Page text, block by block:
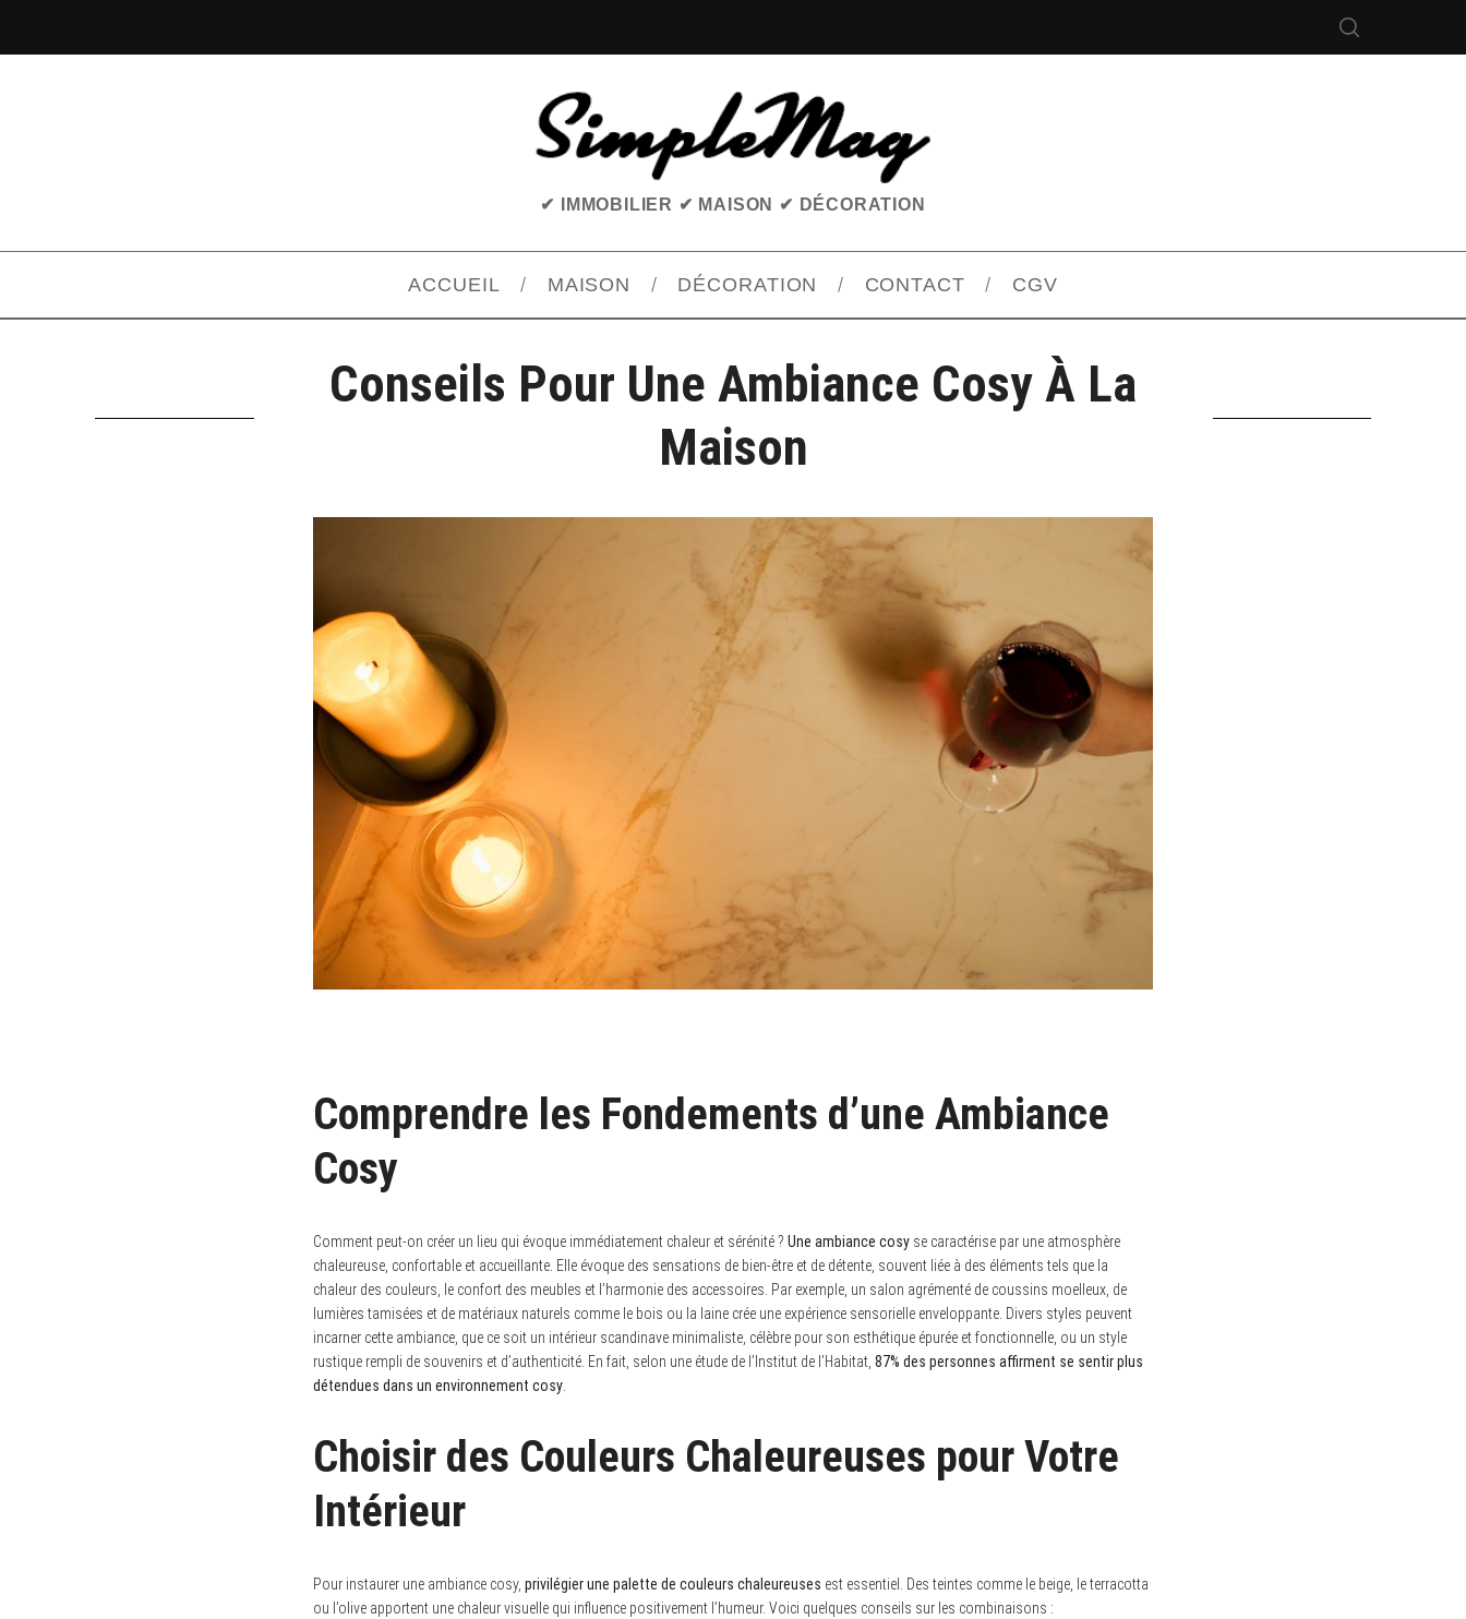
✔ IMMOBILIER ✔ MAISON ✔ DÉCORATION
ACCUEIL MAISON DÉCORATION CONTACT CGV
Conseils Pour Une Ambiance Cosy À La
Maison
Comprendre les Fondements d’une Ambiance
Cosy
Comment peut-on créer un lieu qui évoque immédiatement chaleur et sérénité ? Une ambiance cosy se caractérise par une atmosphère
chaleureuse, confortable et accueillante. Elle évoque des sensations de bien-être et de détente, souvent liée à des éléments tels que la
chaleur des couleurs, le confort des meubles et l’harmonie des accessoires. Par exemple, un salon agrémenté de coussins moelleux, de
lumières tamisées et de matériaux naturels comme le bois ou la laine crée une expérience sensorielle enveloppante. Divers styles peuvent
incarner cette ambiance, que ce soit un intérieur scandinave minimaliste, célèbre pour son esthétique épurée et fonctionnelle, ou un style
rustique rempli de souvenirs et d’authenticité. En fait, selon une étude de l’Institut de l’Habitat, 87% des personnes affirment se sentir plus
détendues dans un environnement cosy.
Choisir des Couleurs Chaleureuses pour Votre
Intérieur
Pour instaurer une ambiance cosy, privilégier une palette de couleurs chaleureuses est essentiel. Des teintes comme le beige, le terracotta
ou l’olive apportent une chaleur visuelle qui influence positivement l’humeur. Voici quelques conseils sur les combinaisons :